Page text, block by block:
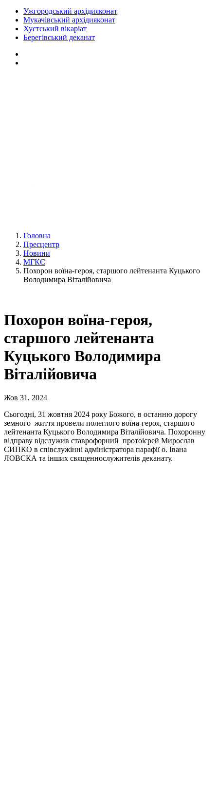
Ужгородський архідияконат
Мукачівський архідияконат
Хустський вікаріат
Берегівський деканат
Головна
Пресцентр
Новини
МГКЄ
Похорон воїна-героя, старшого лейтенанта Куцького
Володимира Віталійовича
Похорон воїна-героя,
старшого лейтенанта
Куцького Володимира
Віталійовича
Жов 31, 2024
Сьогодні, 31 жовтня 2024 року Божого, в останню дорогу
земного життя провели полеглого воїна-героя, старшого
лейтенанта Куцького Володимира Віталійовича. Похоронну
відправу відслужив ставрофорний протоієрей Мирослав
СИПКО в співслужінні адміністратора парафії о. Івана
ЛОВСКА та інших священнослужителів деканату.